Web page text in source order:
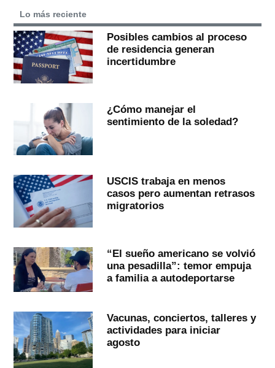
Lo más reciente
Posibles cambios al proceso
de residencia generan
incertidumbre
¿Cómo manejar el
sentimiento de la soledad?
USCIS trabaja en menos
casos pero aumentan retrasos
migratorios
“El sueño americano se volvió
una pesadilla”: temor empuja
a familia a autodeportarse
Vacunas, conciertos, talleres y
actividades para iniciar
agosto